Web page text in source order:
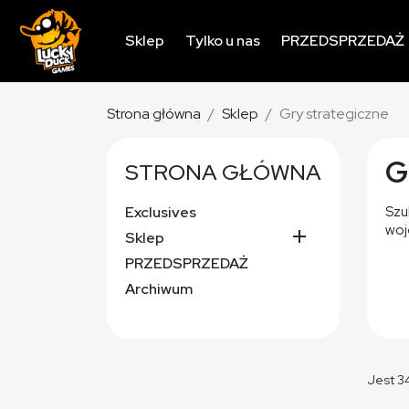
Sklep Tylko u nas PRZEDSPRZEDAŻ
Strona główna Sklep Gry strategiczne
STRONA GŁÓWNA
Exclusives
Sklep

PRZEDSPRZEDAŻ
Archiwum
Jest